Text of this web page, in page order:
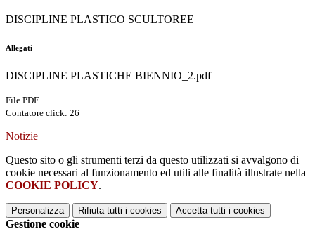
DISCIPLINE PLASTICO SCULTOREE
Allegati
DISCIPLINE PLASTICHE BIENNIO_2.pdf
File PDF
Contatore click: 26
Notizie
Questo sito o gli strumenti terzi da questo utilizzati si avvalgono di
cookie necessari al funzionamento ed utili alle finalità illustrate nella
COOKIE POLICY.
Personalizza Rifiuta tutti i cookies Accetta tutti i cookies
Gestione cookie